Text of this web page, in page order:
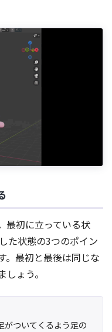
最初に立っている状
た状態の3つのポイン
。最初と最後は同じな
ょう。
がついてくるよう足の